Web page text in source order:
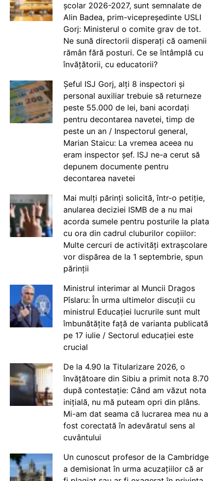
școlar 2026-2027, sunt semnalate de
Alin Badea, prim-vicepreședinte USLI
Gorj: Ministerul o comite grav de tot.
Ne sună directorii disperați că oamenii
rămân fără posturi. Ce se întâmplă cu
învățătorii, cu educatorii?
Șeful ISJ Gorj, alți 8 inspectori și
personal auxiliar trebuie să returneze
peste 55.000 de lei, bani acordați
pentru decontarea navetei, timp de
peste un an / Inspectorul general,
Marian Staicu: La vremea aceea nu
eram inspector șef. ISJ ne-a cerut să
depunem documente pentru
decontarea navetei
Mai mulți părinți solicită, într-o petiție,
anularea deciziei ISMB de a nu mai
acorda sumele pentru posturile la plata
cu ora din cadrul cluburilor copiilor:
Multe cercuri de activități extrașcolare
vor dispărea de la 1 septembrie, spun
părinții
Ministrul interimar al Muncii Dragos
Pîslaru: În urma ultimelor discuții cu
ministrul Educației lucrurile sunt mult
îmbunătățite față de varianta publicată
pe 17 iulie / Sectorul educației este
crucial
De la 4.90 la Titularizare 2026, o
învățătoare din Sibiu a primit nota 8.70
după contestație: Când am văzut nota
inițială, nu mă puteam opri din plâns.
Mi-am dat seama că lucrarea mea nu a
fost corectată în adevăratul sens al
cuvântului
Un cunoscut profesor de la Cambridge
a demisionat în urma acuzațiilor că ar